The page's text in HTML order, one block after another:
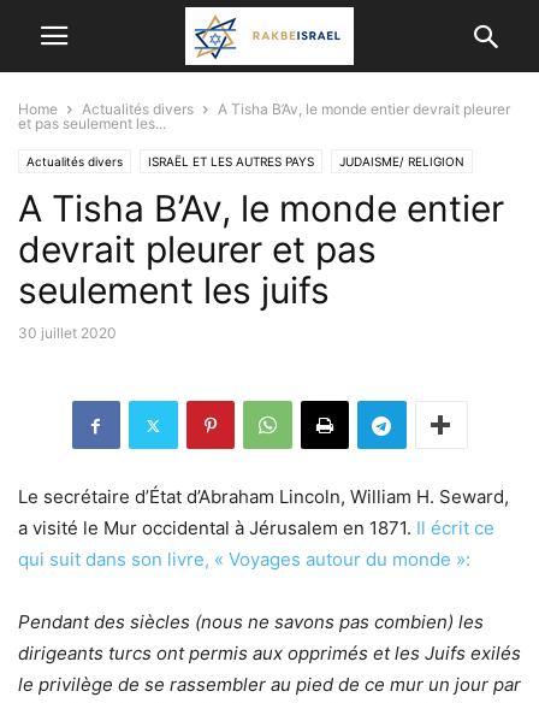
Home Actualités divers
A Tisha B’Av, le monde entier devrait pleurer
et pas seulement les...
Actualités divers ISRAËL ET LES AUTRES PAYS JUDAISME/ RELIGION
A Tisha B’Av, le monde entier
devrait pleurer et pas
seulement les juifs
30 juillet 2020
Le secrétaire d’État d’Abraham Lincoln, William H. Seward,
a visité le Mur occidental à Jérusalem en 1871. Il écrit ce
qui suit dans son livre, « Voyages autour du monde »:
Pendant des siècles (nous ne savons pas combien) les
dirigeants turcs ont permis aux opprimés et les Juifs exilés
le privilège de se rassembler au pied de ce mur un jour par